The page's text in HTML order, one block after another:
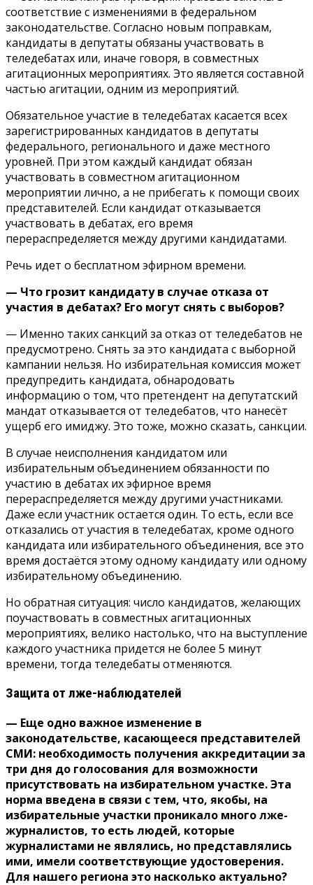
соответствие с изменениями в федеральном
законодательстве. Согласно новым поправкам,
кандидаты в депутаты обязаны участвовать в
теледебатах или, иначе говоря, в совместных
агитационных мероприятиях. Это является составной
частью агитации, одним из мероприятий.
Обязательное участие в теледебатах касается всех
зарегистрированных кандидатов в депутаты
федерального, регионального и даже местного
уровней. При этом каждый кандидат обязан
участвовать в совместном агитационном
мероприятии лично, а не прибегать к помощи своих
представителей. Если кандидат отказывается
участвовать в дебатах, его время
перераспределяется между другими кандидатами.
Речь идет о бесплатном эфирном времени.
— Что грозит кандидату в случае отказа от
участия в дебатах? Его могут снять с выборов?
— Именно таких санкций за отказ от теледебатов не
предусмотрено. Снять за это кандидата с выборной
кампании нельзя. Но избирательная комиссия может
предупредить кандидата, обнародовать
информацию о том, что претендент на депутатский
мандат отказывается от теледебатов, что нанесёт
ущерб его имиджу. Это тоже, можно сказать, санкции.
В случае неисполнения кандидатом или
избирательным объединением обязанности по
участию в дебатах их эфирное время
перераспределяется между другими участниками.
Даже если участник остается один. То есть, если все
отказались от участия в теледебатах, кроме одного
кандидата или избирательного объединения, все это
время достаётся этому одному кандидату или одному
избирательному объединению.
Но обратная ситуация: число кандидатов, желающих
поучаствовать в совместных агитационных
мероприятиях, велико настолько, что на выступление
каждого участника придется не более 5 минут
времени, тогда теледебаты отменяются.
Защита от лже-наблюдателей
— Еще одно важное изменение в
законодательстве, касающееся представителей
СМИ: необходимость получения аккредитации за
три дня до голосования для возможности
присутствовать на избирательном участке. Эта
норма введена в связи с тем, что, якобы, на
избирательные участки проникало много лже-
журналистов, то есть людей, которые
журналистами не являлись, но представлялись
ими, имели соответствующие удостоверения.
Для нашего региона это насколько актуально?